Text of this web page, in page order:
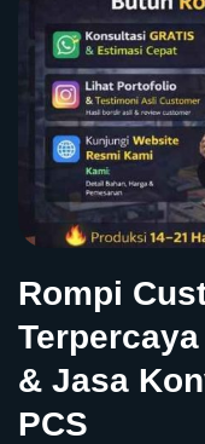
Rompi
& Jasa
PCS